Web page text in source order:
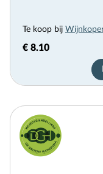
Te koop bij
€ 8.10